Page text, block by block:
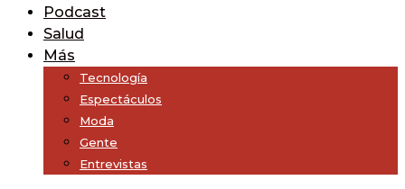
Podcast
Salud
Más
Tecnología
Espectáculos
Moda
Gente
Entrevistas